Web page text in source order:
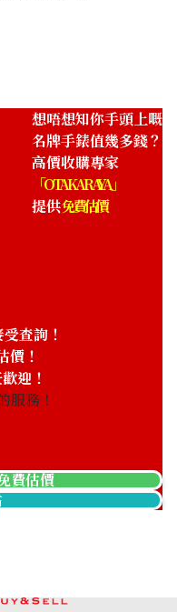
想唔想知你手頭上嘅
名牌手錶值幾多錢？
高價收購專家
「OTAKARAYA」
提供免費估價
查詢！
價！
迎！
服務！
費估價